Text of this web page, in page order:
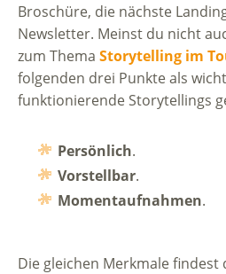
Broschüre, die nächste
Newsletter. Meinst du nicht
zum Thema Storytelling im
folgenden drei Punkte als
funktionierende Storytellings
Persönlich.
Vorstellbar.
Momentaufnahmen.
Die gleichen Merkmale findest